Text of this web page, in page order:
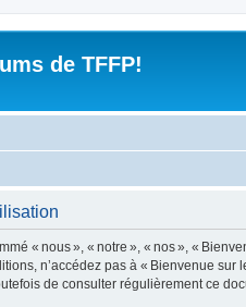
de TFFP!
« nous », « notre », « nos », «
n’accédez pas à « Bienvenue
de consulter régulièrement ce